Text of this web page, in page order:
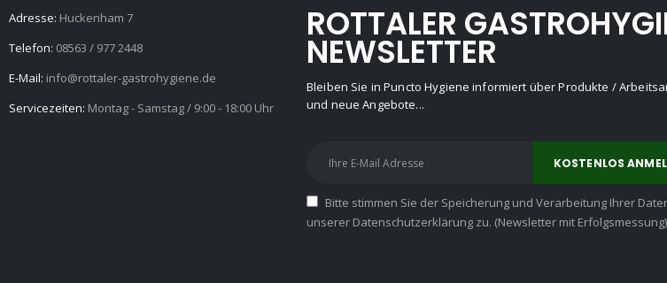
Adresse: Huckenham 7
Telefon: 08563 / 977 2448
E-Mail: info@rottaler-gastrohygiene.de
Servicezeiten: Montag - Samstag / 9:00 - 18:00 Uhr
ROTTALER
NEWSLETTER
Bleiben Sie in Puncto Hygiene informiert über Produkte /
und neue Angebote...
Bitte stimmen Sie der Speicherung und Verarbeitung Ihrer
unserer Datenschutzerklärung zu. (Newsletter mit Erfolgsmessung)